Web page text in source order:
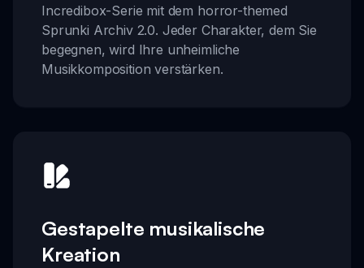
Incredibox-Serie mit dem horror-themed
Sprunki Archiv 2.0. Jeder Charakter, dem Sie
begegnen, wird Ihre unheimliche
Musikkomposition verstärken.
Gestapelte musikalische
Kreation